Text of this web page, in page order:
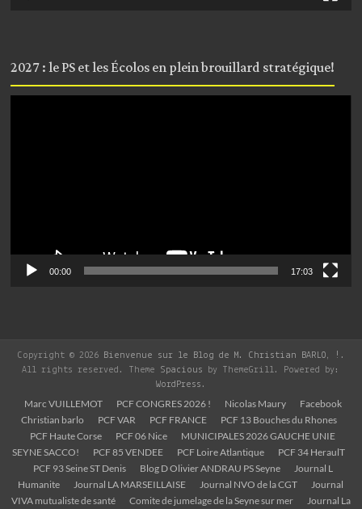
2027 : le PS et les Écolos en plein brouillard stratégique!
00:00 17:03
Copyright © 2026 Bienvenue sur le Blog de M. Christian BARLO, ! .
All rights reserved. Theme Spacious
by ThemeGrill. Powered by:
WordPress .
Marc VUILLEMOT PCF CONGRES 2026 ! Nicolas Maury
Facebook
Christian barlo
PCF VAR PCF FRANCE
PCF 13 Bouches du Rhones
PCF Haute Corse
PCF 06 Nice
MUNICIPALES 2026 GAUCHE UNIE
SEYNE SACCO!
PCF 85 VENDEE PCF Loire Atlantique
PCF 34 HeraulT
PCF 93 Seine ST Denis
Blog D Olivier ANDRAU PS Seyne
Journal L
Humanite
Journal LA MARSEILLAISE Journal NVO de la CGT
Journal
VIVA mutualiste de santé
Comite de jumelage de la Seyne sur mer
Journal La